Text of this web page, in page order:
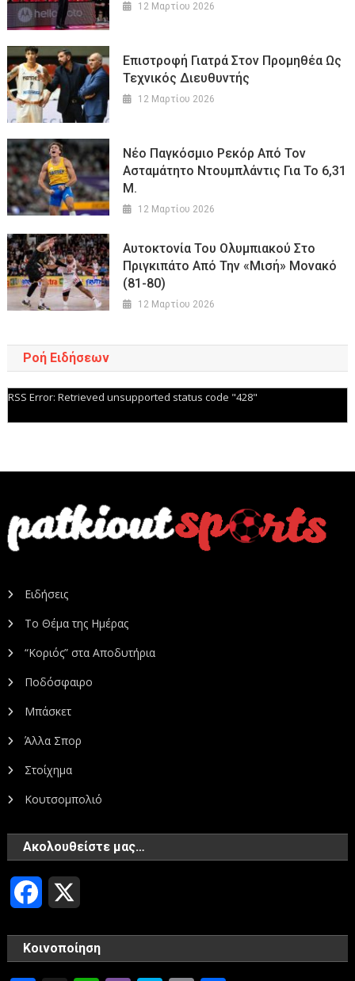
12 Μαρτίου 2026
Επιστροφή Γιατρά Στον Προμηθέα Ως
Τεχνικός Διευθυντής
12 Μαρτίου 2026
Νέο Παγκόσμιο Ρεκόρ Από Τον
Ασταμάτητο Ντουμπλάντις Για Το 6,31
Μ.
12 Μαρτίου 2026
Αυτοκτονία Του Ολυμπιακού Στο
Πριγκιπάτο Από Την «μισή» Μονακό
(81-80)
12 Μαρτίου 2026
Ροή Ειδήσεων
RSS Error: Retrieved unsupported status code "428"
Ειδήσεις
Το Θέμα της Ημέρας
“Κοριός” στα Αποδυτήρια
Ποδόσφαιρο
Μπάσκετ
Άλλα Σπορ
Στοίχημα
Κουτσομπολιό
Ακολουθείστε μας…
Facebook
Κοινοποίηση